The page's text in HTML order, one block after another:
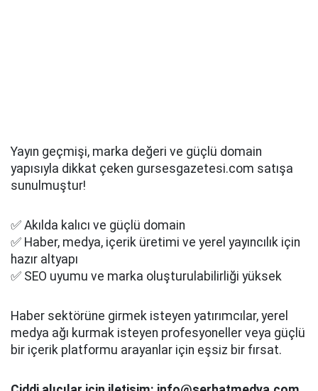
Yayın geçmişi, marka değeri ve güçlü domain
yapısıyla dikkat çeken gursesgazetesi.com satışa
sunulmuştur!
✅ Akılda kalıcı ve güçlü domain
✅ Haber, medya, içerik üretimi ve yerel yayıncılık için
hazır altyapı
✅ SEO uyumu ve marka oluşturulabilirliği yüksek
Haber sektörüne girmek isteyen yatırımcılar, yerel
medya ağı kurmak isteyen profesyoneller veya güçlü
bir içerik platformu arayanlar için eşsiz bir fırsat.